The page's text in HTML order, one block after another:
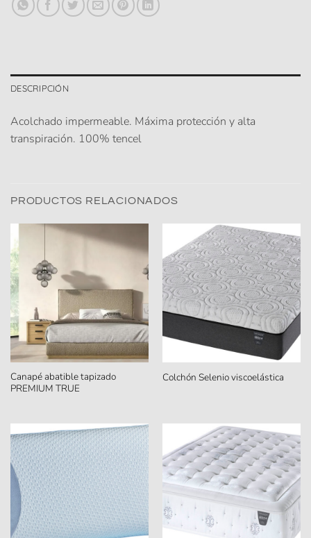
DESCRIPCIÓN
Acolchado impermeable. Máxima protección y alta
transpiración. 100% tencel
PRODUCTOS RELACIONADOS
Canapé abatible tapizado
PREMIUM TRUE
Colchón Selenio viscoelástica